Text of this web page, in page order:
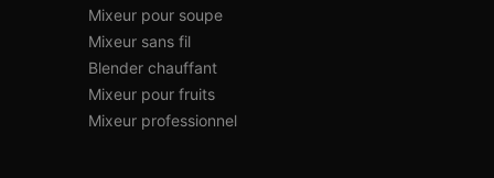
Mixeur pour soupe
Mixeur sans fil
Blender chauffant
Mixeur pour fruits
Mixeur professionnel